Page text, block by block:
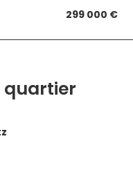
299 000 €
quartier